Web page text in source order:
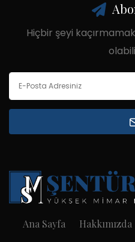
Hiçbir şeyi
Ana Sayfa Hakkımızda